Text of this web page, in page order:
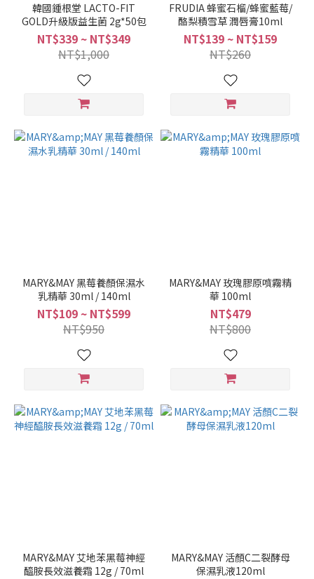
韓國鍾根堂 LACTO-FIT
GOLD升級版益生菌 2g*50包
NT$339 ~ NT$349
NT$1,000
FRUDIA 蜂蜜石榴/蜂蜜藍莓/
酪梨積雪草 潤唇膏10ml
NT$139 ~ NT$159
NT$260
MARY&MAY 黑莓養顏保濕水
乳精華 30ml / 140ml
NT$109 ~ NT$599
NT$950
MARY&MAY 玫瑰膠原噴霧精
華 100ml
NT$479
NT$800
MARY&MAY 艾地苯黑莓神經
醯胺長效滋養霜 12g / 70ml
MARY&MAY 活顏C二裂酵母
保濕乳液120ml